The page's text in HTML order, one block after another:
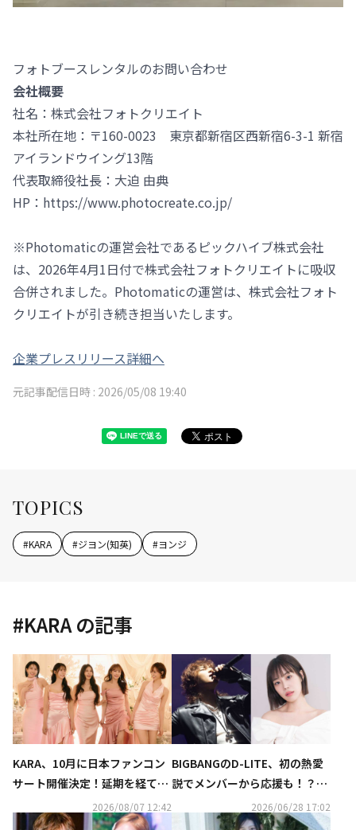
フォトブースレンタルのお問い合わせ
会社概要
社名：株式会社フォトクリエイト
本社所在地：〒160-0023 東京都新宿区西新宿6-3-1 新宿
アイランドウイング13階
代表取締役社長：大迫 由典
HP：https://www.photocreate.co.jp/
※Photomaticの運営会社であるピックハイブ株式会社
は、2026年4月1日付で株式会社フォトクリエイトに吸収
合併されました。Photomaticの運営は、株式会社フォト
クリエイトが引き続き担当いたします。
企業プレスリリース詳細へ
元記事配信日時 : 2026/05/08 19:40
TOPICS
#KARA #ジヨン(知英) #ヨンジ
#KARAの記事
KARA、10月に日本ファンコン
サート開催決定！延期を経てフ
2026/08/07 12:42
BIGBANGのD-LITE、初の熱愛
説でメンバーから応援も！？KA
RA ヨンジとの“密着写真”の真
相語る（動画あり）
2026/06/28 17:02